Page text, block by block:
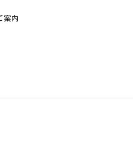
案内